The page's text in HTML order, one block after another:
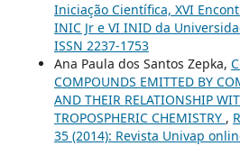
Iniciação Científica, XVI
INIC Jr e VI INID da
ISSN 2237-1753
Ana Paula dos Santos Zepka,
COMPOUNDS EMITTED BY
AND THEIR RELATIONSHIP
TROPOSPHERIC CHEMISTRY ,
35 (2014): Revista Univap